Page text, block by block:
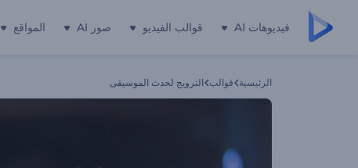
فيديوهات AI قوالب الفيديو صور AI المواقع
الرئيسية قوالب الترويج لحدث الموسيقى